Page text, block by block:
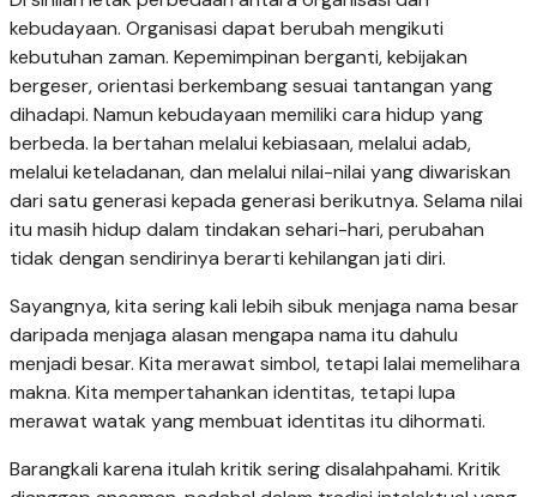
kebudayaan. Organisasi dapat berubah mengikuti
kebutuhan zaman. Kepemimpinan berganti, kebijakan
bergeser, orientasi berkembang sesuai tantangan yang
dihadapi. Namun kebudayaan memiliki cara hidup yang
berbeda. Ia bertahan melalui kebiasaan, melalui adab,
melalui keteladanan, dan melalui nilai-nilai yang diwariskan
dari satu generasi kepada generasi berikutnya. Selama nilai
itu masih hidup dalam tindakan sehari-hari, perubahan
tidak dengan sendirinya berarti kehilangan jati diri.
Sayangnya, kita sering kali lebih sibuk menjaga nama besar
daripada menjaga alasan mengapa nama itu dahulu
menjadi besar. Kita merawat simbol, tetapi lalai memelihara
makna. Kita mempertahankan identitas, tetapi lupa
merawat watak yang membuat identitas itu dihormati.
Barangkali karena itulah kritik sering disalahpahami. Kritik